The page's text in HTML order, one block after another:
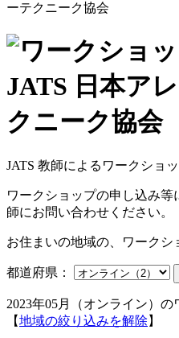
ーテクニーク協会
JATS 教師によるワークショ
ワークショップの申し込み
師にお問い合わせください。
お住まいの地域の、ワークシ
都道府県：
2023年05月（オンライン）の
【地域の絞り込みを解除 】